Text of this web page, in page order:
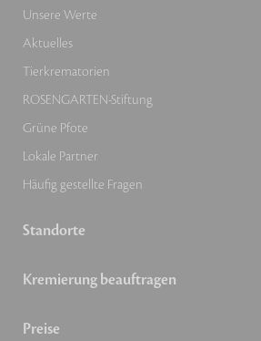
Unsere Werte
Aktuelles
Tierkrematorien
ROSENGARTEN-Stiftung
Grüne Pfote
Lokale Partner
Häufig gestellte Fragen
Standorte
Kremierung beauftragen
Preise